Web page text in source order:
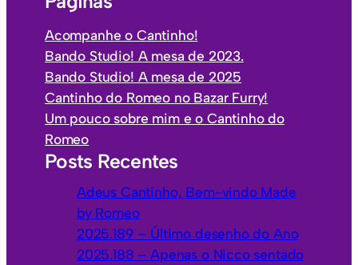
s
t
e
g
o
i
a
s
Acompanhe o Cantinho!
Bando Studio! A mesa de 2023.
Bando Studio! A mesa de 2025
Cantinho do Romeo no Bazar Furry!
Um pouco sobre mim e o Cantinho do
Romeo
Posts Recentes
Adeus Cantinho, Bem-vindo Made
by Romeo
2025.189 – Último desenho do Ano
2025.188 – Apenas o Nicco sentado